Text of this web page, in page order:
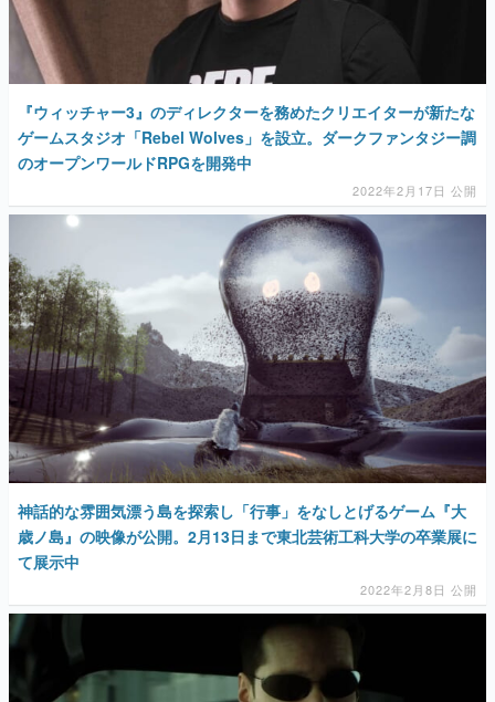
『ウィッチャー3』のディレクターを務めたクリエイターが新たな
ゲームスタジオ「Rebel Wolves」を設立。ダークファンタジー調
のオープンワールドRPGを開発中
2022年2月17日 公開
神話的な雰囲気漂う島を探索し「行事」をなしとげるゲーム『大
歳ノ島』の映像が公開。2月13日まで東北芸術工科大学の卒業展に
て展示中
2022年2月8日 公開